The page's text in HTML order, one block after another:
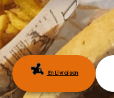
ACCUEIL
LA CARTE
VOTRE COMPTE
NOTRE RESTAURANT
En Livraison